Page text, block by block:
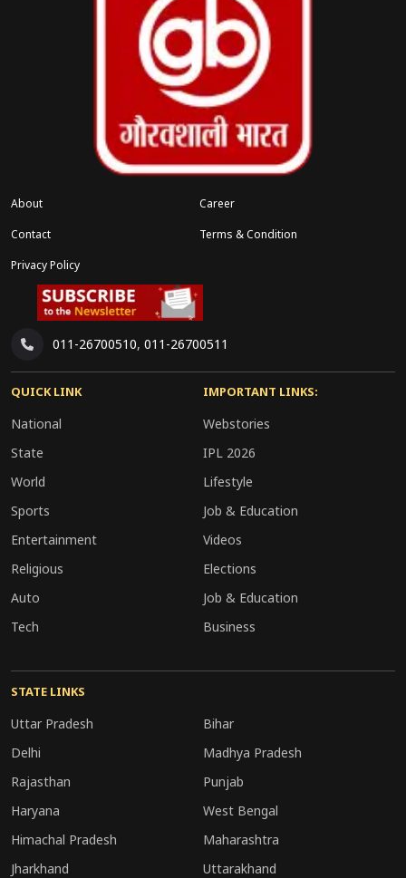
राज्य सरकार का मानना है कि नए स्वरूप में गठित बोर्ड से
प्रशासनिक पारदर्शिता, जवाबदेही और वक्फ संपत्तियों के
बेहतर प्रबंधन को बढ़ावा मिलेगा। वहीं, इस फैसले के बाद
राजनीतिक और सामाजिक स्तर पर भी चर्चा तेज हो गई है।
समर्थक इसे नए कानून के अनुरूप सुधारात्मक कदम बता
वक्फ (संशोधन) अधिनियम-2025 लागू होने के बाद अन्य
राज्यों में भी बोर्डों के पुनर्गठन की प्रक्रिया इसी दिशा में आगे
बढ़ सकती है। ऐसे में मध्य प्रदेश का यह कदम देशभर में वक्फ
बोर्डों की संरचना और कार्यप्रणाली को लेकर नई बहस का
आधार बन सकता है।
About
Career
Contact
Terms & Condition
Privacy Policy
011-26700510, 011-26700511
QUICK LINK
National
State
World
Sports
Entertainment
Religious
Auto
Tech
IMPORTANT LINKS:
Webstories
IPL 2026
Lifestyle
Job & Education
Videos
Elections
Job & Education
Business
STATE LINKS
Uttar Pradesh
Bihar
Delhi
Madhya Pradesh
Rajasthan
Punjab
Haryana
West Bengal
Himachal Pradesh
Maharashtra
Jharkhand
Uttarakhand